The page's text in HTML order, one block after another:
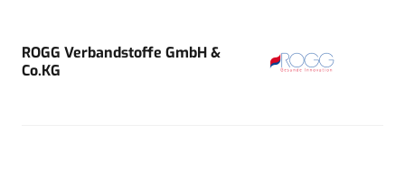
ROGG Verbandstoffe GmbH &
Co.KG